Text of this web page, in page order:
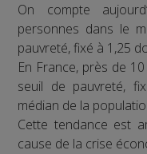
On compte
personnes dans le
pauvreté, fixé à 1,25
En France, près de
seuil de pauvreté,
médian de la
Cette tendance est
cause de la crise